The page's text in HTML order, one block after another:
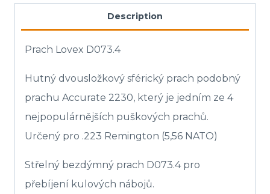
Description
Prach Lovex D073.4
Hutný dvousložkový sférický prach podobný
prachu Accurate 2230, který je jedním ze 4
nejpopulárnějších puškových prachů.
Určený pro .223 Remington (5,56 NATO)
Střelný bezdýmný prach D073.4 pro
přebíjení kulových nábojů.